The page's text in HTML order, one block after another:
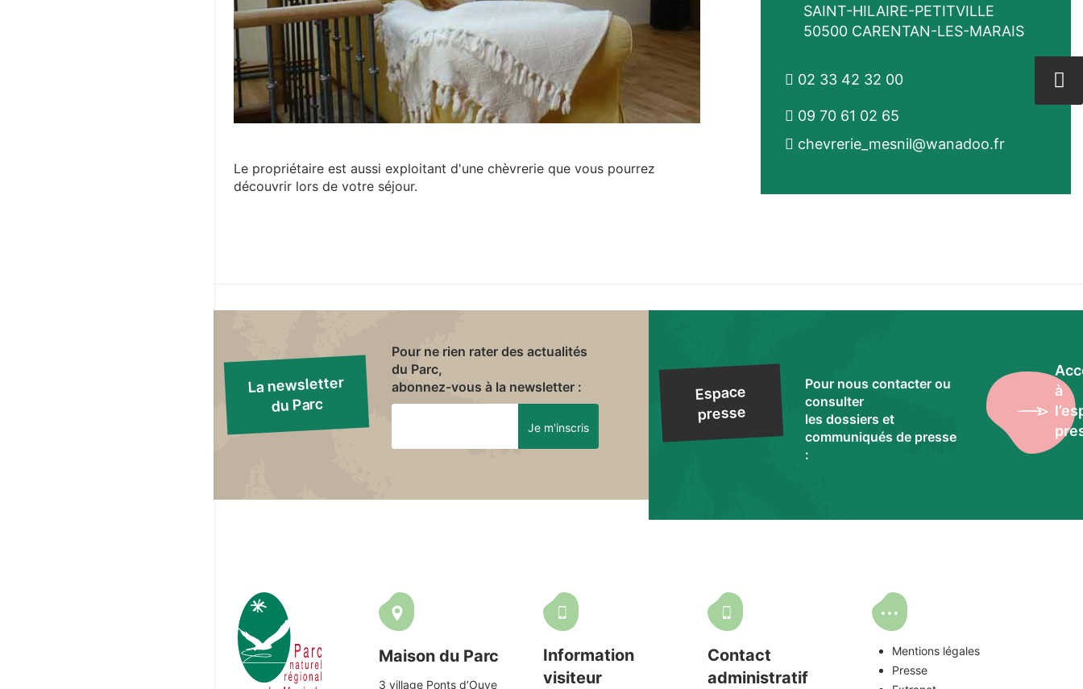
Le propriétaire est aussi exploitant d'une chèvrerie que vous pourrez
découvrir lors de votre séjour.
SAINT-HILAIRE-PETITVILLE
50500 CARENTAN-LES-MARAIS
02 33 42 32 00
09 70 61 02 65
chevrerie_mesnil@wanadoo.fr
La newsletter
du Parc
Pour ne rien rater des actualités
du Parc,
abonnez-vous à la newsletter :
Espace
presse
Pour nous contacter ou
consulter
les dossiers et
communiqués de presse
:
à
Maison du Parc
3 village Ponts d’Ouve
Information
visiteur
Contact
administratif
Mentions légales
Presse